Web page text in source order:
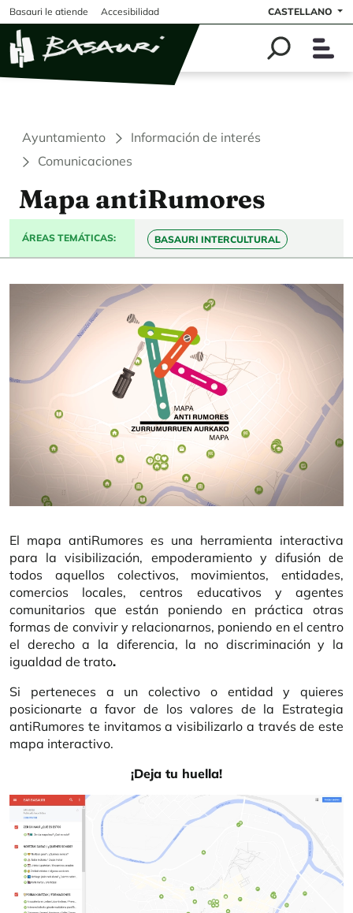
Pasar al contenido principal
Basauri le atiende Accesibilidad CASTELLANO
Ayuntamiento
Información de interés
Comunicaciones
Mapa antiRumores
ÁREAS TEMÁTICAS BASAURI INTERCULTURAL
El mapa antiRumores es una herramienta interactiva
para la visibilización, empoderamiento y difusión de
todos aquellos colectivos, movimientos, entidades,
comercios locales, centros educativos y agentes
comunitarios que están poniendo en práctica otras
formas de convivir y relacionarnos, poniendo en el centro
el derecho a la diferencia, la no discriminación y la
igualdad de trato.
Si perteneces a un colectivo o entidad y quieres
posicionarte a favor de los valores de la Estrategia
antiRumores te invitamos a visibilizarlo a través de este
mapa interactivo.
¡Deja tu huella!
Imagen